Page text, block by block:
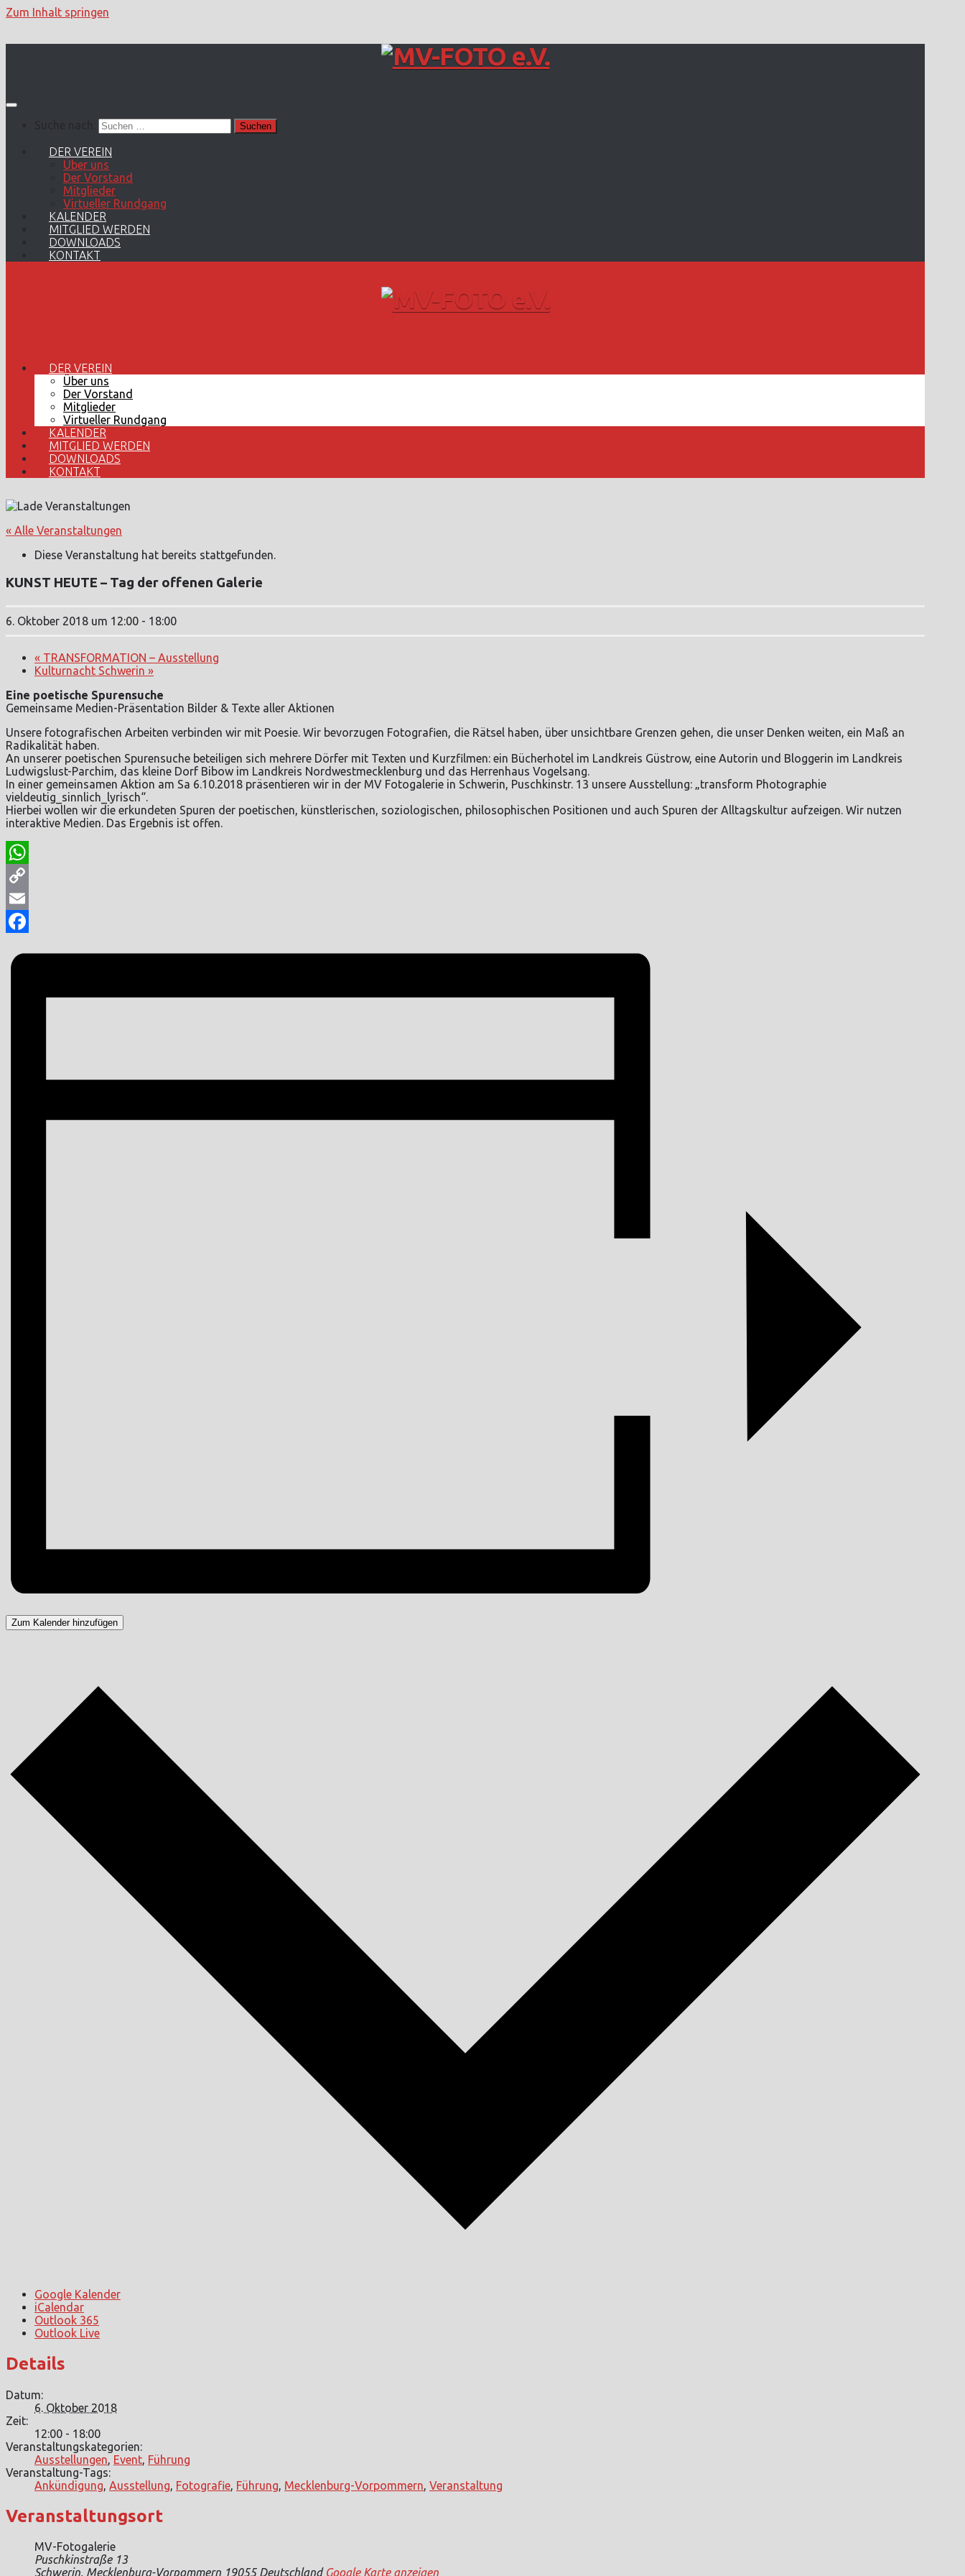
Zum Inhalt springen
DER VEREIN
Über uns
Der Vorstand
Mitglieder
Virtueller Rundgang
KALENDER
MITGLIED WERDEN
DOWNLOADS
KONTAKT
DER VEREIN
Über uns
Der Vorstand
Mitglieder
Virtueller Rundgang
KALENDER
MITGLIED WERDEN
DOWNLOADS
KONTAKT
« Alle Veranstaltungen
Diese Veranstaltung hat bereits stattgefunden.
KUNST HEUTE – Tag der offenen Galerie
6. Oktober 2018 um 12:00 - 18:00
« TRANSFORMATION – Ausstellung
Kulturnacht Schwerin »
Eine poetische Spurensuche
Gemeinsame Medien-Präsentation Bilder & Texte aller Aktionen
Unsere fotografischen Arbeiten verbinden wir mit Poesie. Wir bevorzugen Fotografien, die Rätsel haben, über unsichtbare Grenzen gehen, die unser Denken weiten, ein Maß an
Radikalität haben.
An unserer poetischen Spurensuche beteiligen sich mehrere Dörfer mit Texten und Kurzfilmen: ein Bücherhotel im Landkreis Güstrow, eine Autorin und Bloggerin im Landkreis
Ludwigslust-Parchim, das kleine Dorf Bibow im Landkreis Nordwestmecklenburg und das Herrenhaus Vogelsang.
In einer gemeinsamen Aktion am Sa 6.10.2018 präsentieren wir in der MV Fotogalerie in Schwerin, Puschkinstr. 13 unsere Ausstellung: „transform Photographie
vieldeutig_sinnlich_lyrisch“.
Hierbei wollen wir die erkundeten Spuren der poetischen, künstlerischen, soziologischen, philosophischen Positionen und auch Spuren der Alltagskultur aufzeigen. Wir nutzen
interaktive Medien. Das Ergebnis ist offen.
WhatsApp
Copy
Link
Email
Zum Kalender hinzufügen
Google Kalender
iCalendar
Outlook 365
Outlook Live
Details
Datum:
6. Oktober 2018
Zeit:
12:00 - 18:00
Veranstaltungskategorien:
Ausstellungen, Event, Führung
Veranstaltung-Tags:
Ankündigung, Ausstellung, Fotografie, Führung, Mecklenburg-Vorpommern, Veranstaltung
Veranstaltungsort
MV-Fotogalerie
Puschkinstraße 13
Schwerin, Mecklenburg-Vorpommern 19055 Deutschland Google Karte anzeigen